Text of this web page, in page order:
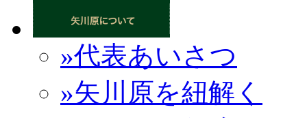
»代表あいさつ
»矢川原を紐解く